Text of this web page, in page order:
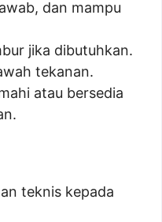
dan mampu
jika dibutuhkan.
tekanan.
atau bersedia
teknis kepada